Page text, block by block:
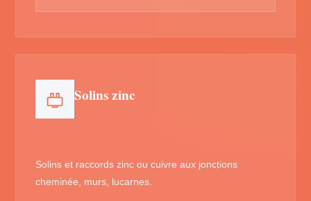
Solins zinc
Solins et raccords zinc ou cuivre aux jonctions
cheminée, murs, lucarnes.